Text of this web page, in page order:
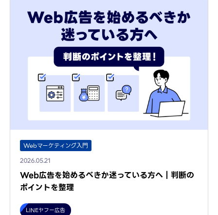
Webマーケティング入門
2026.05.21
Web広告を始めるべきか迷っている方へ｜判断の
ポイントを整理
LINEヤフー広告